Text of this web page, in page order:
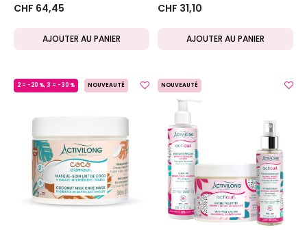
CHF 64,45
AJOUTER AU PANIER
CHF 31,10
AJOUTER AU PANIER
2 = -20 %, 3 = -30 % NOUVEAUTÉ NOUVEAUTÉ